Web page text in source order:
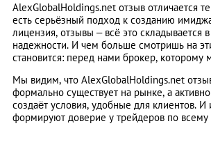
AlexGlobalHoldings.net отзыв отличается
есть серьёзный подход к созданию
лицензия, отзывы – всё это складывается
надежности. И чем больше смотришь на
становится: перед нами брокер, которому
Мы видим, что AlexGlobalHoldings.net
формально существует на рынке, а активно
создаёт условия, удобные для клиентов. И
формируют доверие у трейдеров по всему